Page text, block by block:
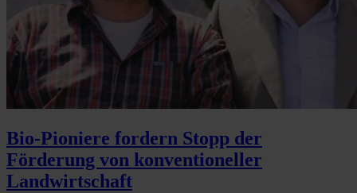
Bio-Pioniere fordern Stopp der
Förderung von konventioneller
Landwirtschaft